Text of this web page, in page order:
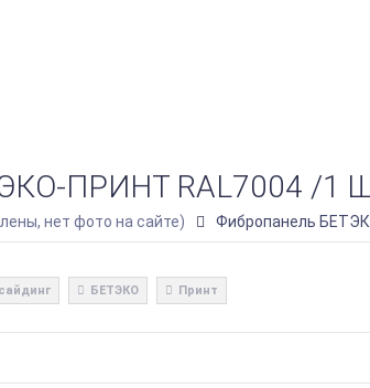
ПРИНТ RAL7004 /1
нет фото на сайте) Фибропанель
БЕТЭКО Принт